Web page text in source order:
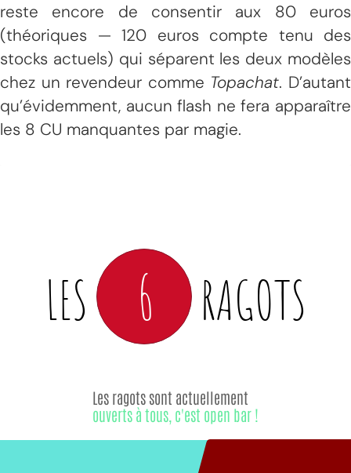
reste encore de consentir aux 80 euros
(théoriques — 120 euros compte tenu des
stocks actuels) qui séparent les deux modèles
chez un revendeur comme Topachat. D’autant
qu’évidemment, aucun flash ne fera apparaître
les 8 CU manquantes par magie.
LES 6 RAGOTS
Les ragots sont actuellement
ouverts à tous, c'est open bar !